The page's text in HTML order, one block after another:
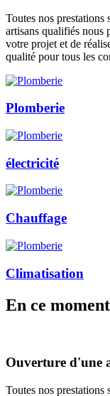
Toutes nos prestations
artisans qualifiés nous
votre projet et de
qualité pour tous les
Plomberie
électricité
Chauffage
Climatisation
En ce moment
Ouverture d'une
Toutes nos prestations